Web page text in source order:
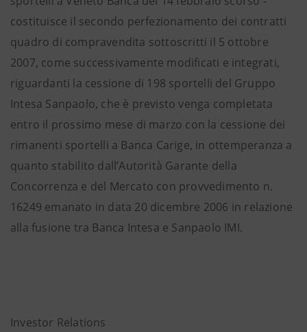
costituisce il secondo perfezionamento dei contratti
quadro di compravendita sottoscritti il 5 ottobre
2007, come successivamente modificati e integrati,
riguardanti la cessione di 198 sportelli del Gruppo
Intesa Sanpaolo, che è previsto venga completata
entro il prossimo mese di marzo con la cessione dei
rimanenti sportelli a Banca Carige, in ottemperanza a
quanto stabilito dall’Autorità Garante della
Concorrenza e del Mercato con provvedimento n.
16249 emanato in data 20 dicembre 2006 in relazione
alla fusione tra Banca Intesa e Sanpaolo IMI.
Investor Relations